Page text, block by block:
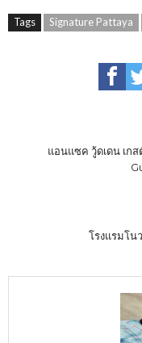
Tags Signature Pattaya
แอนแซค วู้ดเดน เก
โรงแรมโน